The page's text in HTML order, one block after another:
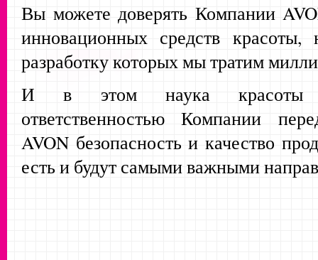
Вы можете доверять Компании
инновационных средств красоты,
разработку которых мы тратим
И в этом наука красоты
ответственностью Компании
AVON безопасность и качество
есть и будут самыми важными